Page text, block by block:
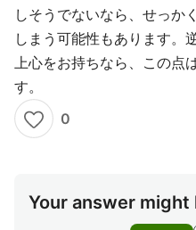
しそうでないなら、せっか
しまう可能性もあります。
上心をお持ちなら、この点
す。
0
Your answer might